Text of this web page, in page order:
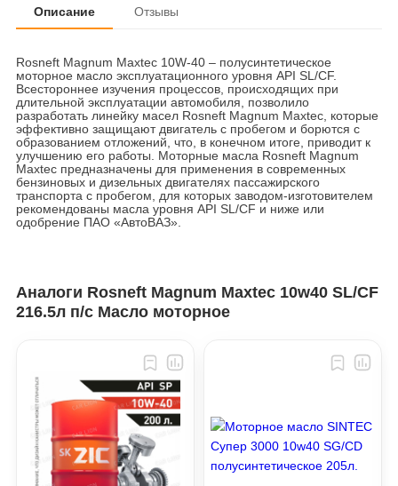
Описание Отзывы
Rosneft Magnum Maxtec 10W-40 – полусинтетическое
моторное масло эксплуатационного уровня API SL/CF.
Всестороннее изучения процессов, происходящих при
длительной эксплуатации автомобиля, позволило
разработать линейку масел Rosneft Magnum Maxtec, которые
эффективно защищают двигатель с пробегом и борются с
образованием отложений, что, в конечном итоге, приводит к
улучшению его работы. Моторные масла Rosneft Magnum
Maxtec предназначены для применения в современных
бензиновых и дизельных двигателях пассажирского
транспорта с пробегом, для которых заводом-изготовителем
рекомендованы масла уровня API SL/CF и ниже или
одобрение ПАО «АвтоВАЗ».
Аналоги Rosneft Magnum Maxtec 10w40 SL/CF
216.5л п/с Масло моторное